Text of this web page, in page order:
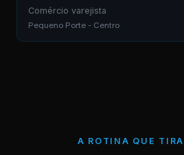
Comércio varejista
Pequeno Porte - Centro
A ROTINA QUE